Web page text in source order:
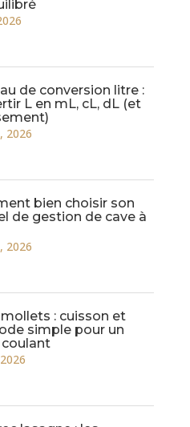
de conversion litre :
L en mL, cL, dL (et
2026
bien choisir son
de gestion de cave à
2026
: cuisson et
simple pour un
coulant